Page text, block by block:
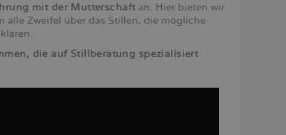
mit der Mutterschaftan. Hier bieten wir
alle Zweifel über das Stillen, die mögliche
die auf Stillberatung spezialisiert